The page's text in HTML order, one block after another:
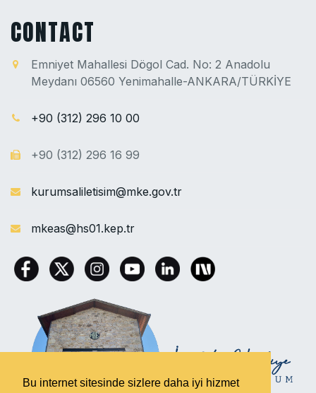
Bu internet sitesinde sizlere daha iyi hizmet
CONTACT
Emniyet Mahallesi Dögol Cad. No: 2 Anadolu
Meydanı 06560 Yenimahalle-ANKARA/TÜRKİYE
+90 (312) 296 10 00
+90 (312) 296 16 99
kurumsaliletisim@mke.gov.tr
mkeas@hs01.kep.tr